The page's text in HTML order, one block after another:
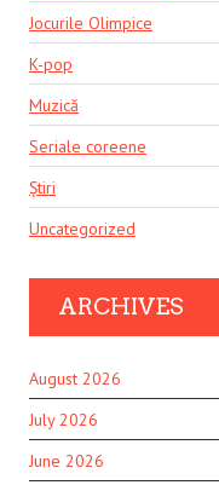
Jocurile Olimpice
K-pop
Muzică
Seriale coreene
Știri
Uncategorized
ARCHIVES
August 2026
July 2026
June 2026